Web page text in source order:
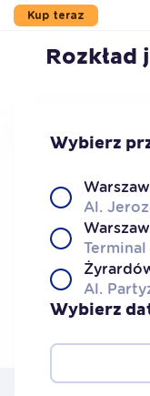
Przejdź do
Przejdź do
Przejdź do
Mapa
Kup teraz
Rozkład
Wybierz
Al.
Al.
Wybierz